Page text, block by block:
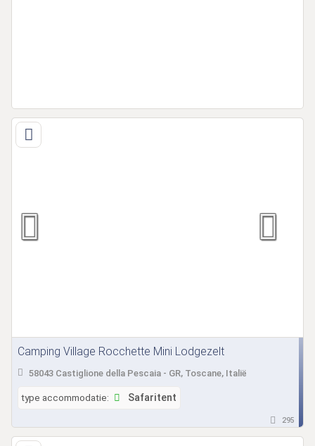
Camping Village Rocchette Mini Lodgezelt
58043 Castiglione della Pescaia - GR, Toscane, Italië
type accommodatie: Safaritent
295